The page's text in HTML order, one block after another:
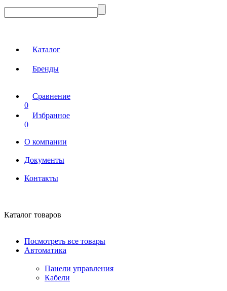
Каталог
Бренды
Сравнение
0
Избранное
0
О компании
Документы
Контакты
Каталог товаров
Посмотреть все товары
Автоматика
Панели управления
Кабели